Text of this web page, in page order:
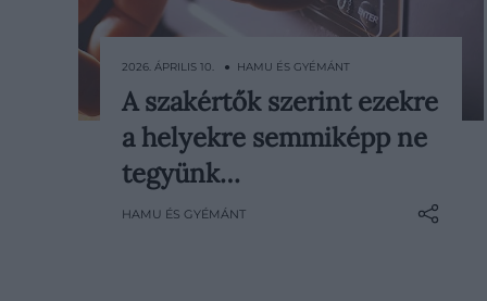
A szállodai szobák alapvetően egy
biztonságos teret jelentenek az
utazás alatt, különösen az
értékeinknek. A szakértők azonban
arra figyelmeztetnek, hogy nem
2026. ÁPRILIS 10. ● HAMU ÉS GYÉMÁNT
A szakértők szerint ezekre
a helyekre semmiképp ne
tegyünk…
HAMU ÉS GYÉMÁNT